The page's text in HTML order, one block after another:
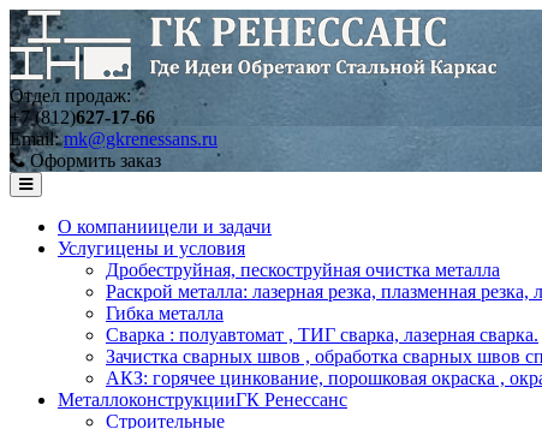
Отдел продаж:
+7 (812)627-17-66
Email:mk@gkrenessans.ru
Оформить заказ
О компаниицели и задачи
Услугицены и условия
Дробеструйная, пескоструйная очистка металла
Раскрой металла: лазерная резка, плазменная резка,
Гибка металла
Сварка : полуавтомат , ТИГ сварка, лазерная сварка.
Зачистка сварных швов , обработка сварных швов
АКЗ: горячее цинкование, порошковая окраска ,
МеталлоконструкцииГК Ренессанс
Строительные